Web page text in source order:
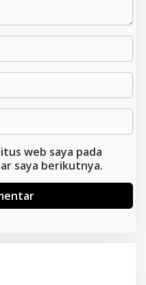
web saya pada
saya berikutnya.